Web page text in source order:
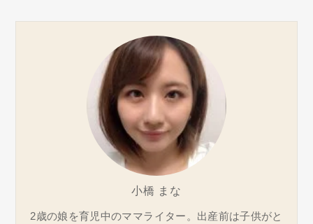
小橋 まな
2歳の娘を育児中のママライター。出産前は子供がと